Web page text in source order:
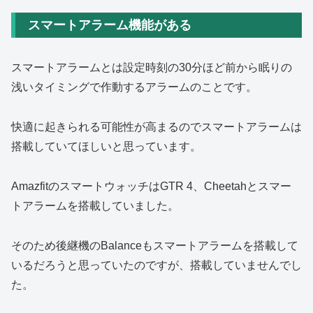
スマートアラーム機能がある
スマートアラームとは設定時刻の30分ほど前から眠りの
浅いタイミングで作動するアラームのことです。
快適に起きられる可能性が高まるのでスマートアラームは
搭載していてほしいと思っています。
AmazfitのスマートウォッチはGTR 4、Cheetahとスマー
トアラームを搭載していました。
そのため後継機のBalanceもスマートアラームを搭載して
いるだろうと思っていたのですが、搭載していませんでし
た。